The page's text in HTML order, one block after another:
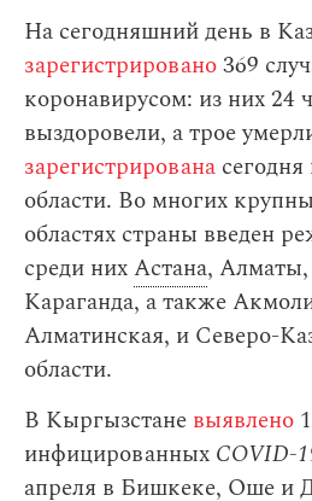
На сегодняшний день в
зарегистрировано369
коронавирусом: из них 24
выздоровели, а трое
зарегистрирована
области. Во многих
областях страны введен
среди нихАстана,
Караганда, а также
Алматинская, и Северо-
области.
В Кыргызстане выявлено
инфицированных COVID-
апреля в Бишкеке, Оше и